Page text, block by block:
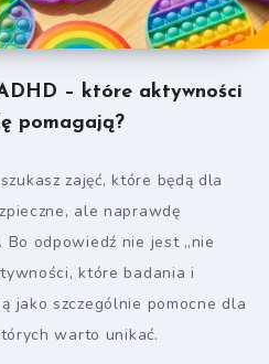
– które aktywności
pomagają?
zajęć, które będą dla
ale naprawdę
Bo odpowiedź nie jest „nie
które badania i
jako szczególnie pomocne dla
warto unikać.